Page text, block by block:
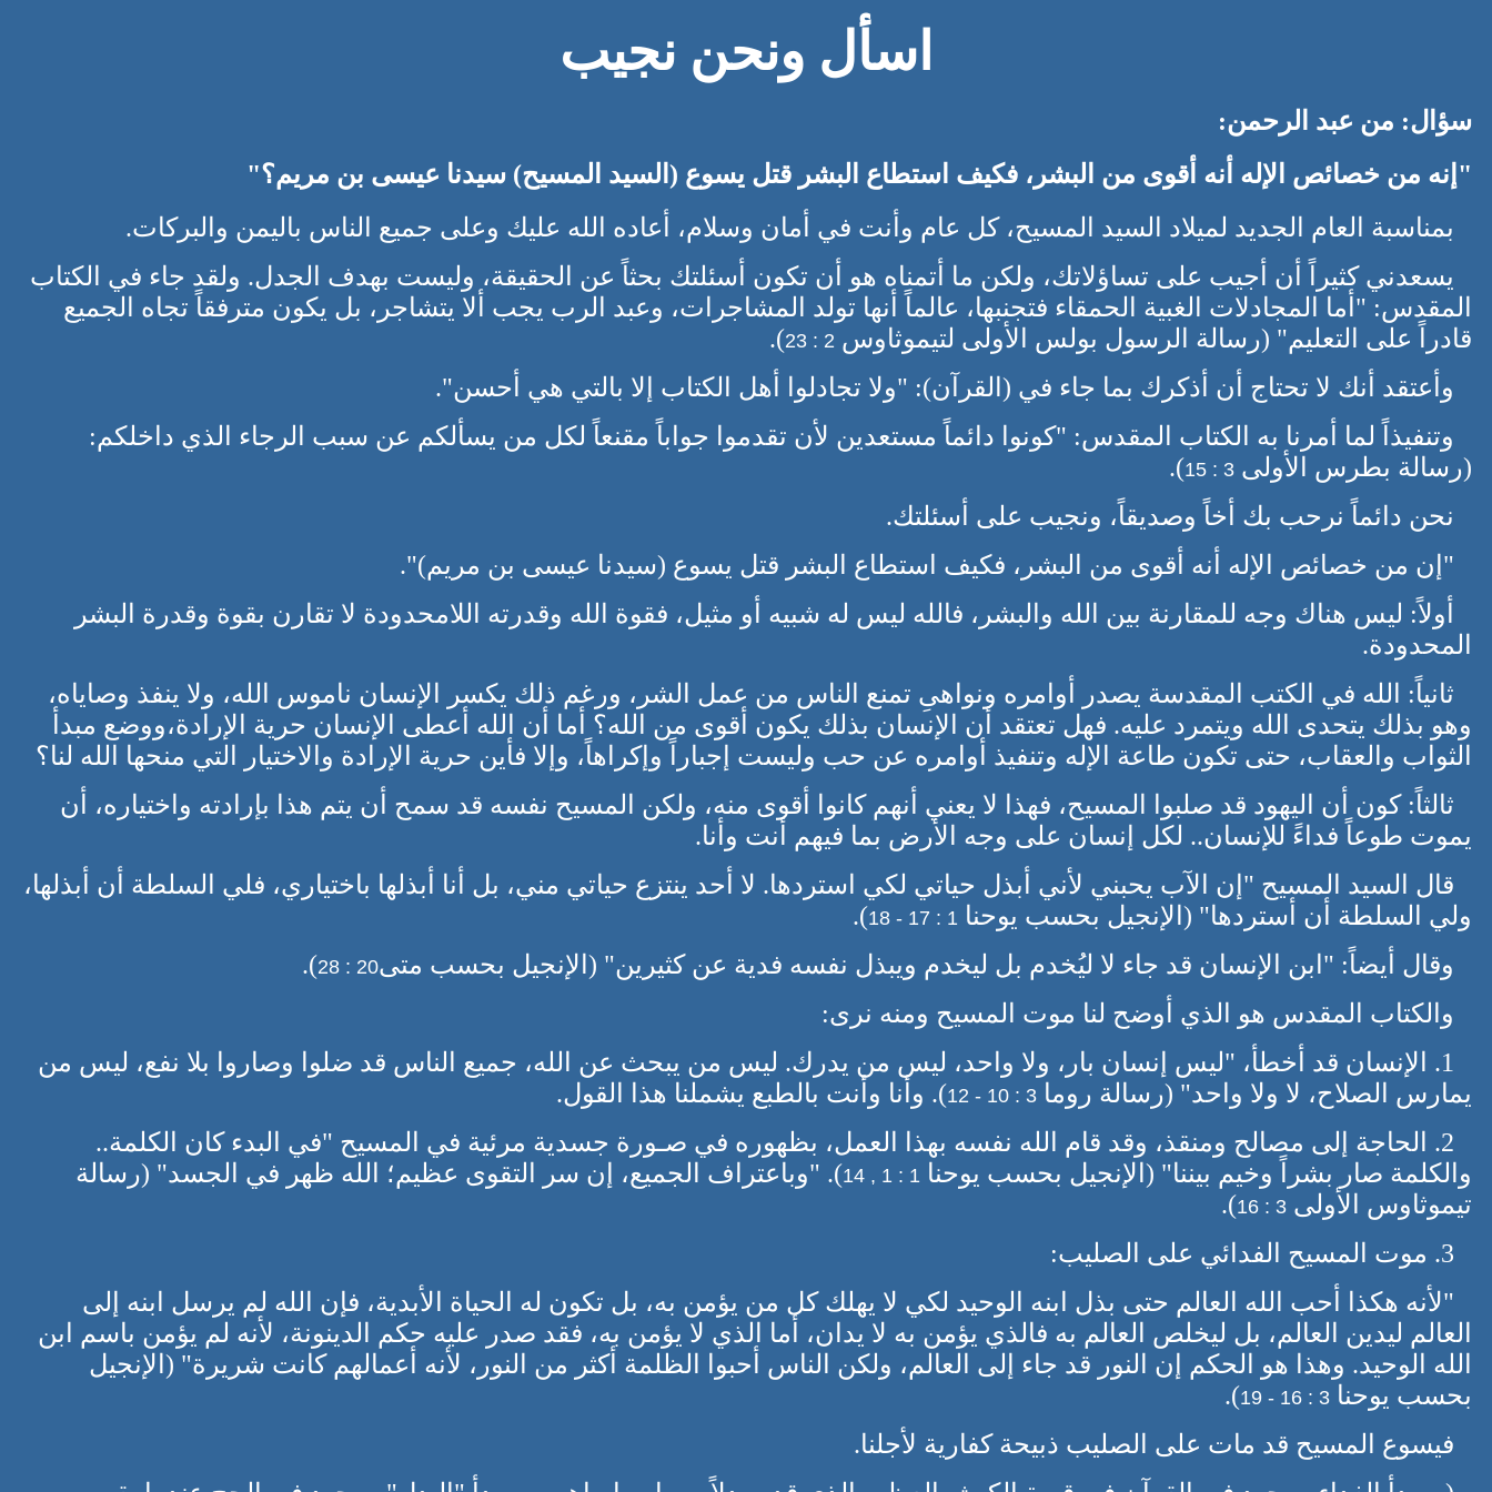
اسأل ونحن نجيب
سؤال: من عبد الرحمن:
"إنه من خصائص الإله أنه أقوى من البشر، فكيف استطاع البشر قتل يسوع (السيد المسيح) سيدنا عيسى بن مريم؟"
بمناسبة العام الجديد لميلاد السيد المسيح، كل عام وأنت في أمان وسلام، أعاده الله عليك وعلى جميع الناس باليمن والبركات.
يسعدني كثيراً أن أجيب على تساؤلاتك، ولكن ما أتمناه هو أن تكون أسئلتك بحثاً عن الحقيقة، وليست بهدف الجدل. ولقد جاء في الكتاب
المقدس: "أما المجادلات الغبية الحمقاء فتجنبها، عالماً أنها تولد المشاجرات، وعبد الرب يجب ألا يتشاجر، بل يكون مترفقاً تجاه الجميع
قادراً على التعليم" (رسالة الرسول بولس الأولى لتيموثاوس 2 : 23
).
وأعتقد أنك لا تحتاج أن أذكرك بما جاء في (القرآن): "ولا تجادلوا أهل الكتاب إلا بالتي هي أحسن".
وتنفيذاً لما أمرنا به الكتاب المقدس: "كونوا دائماً مستعدين لأن تقدموا جواباً مقنعاً لكل من يسألكم عن سبب الرجاء الذي داخلكم:
(رسالة بطرس الأولى 3 : 15
).
نحن دائماً نرحب بك أخاً وصديقاً، ونجيب على أسئلتك.
"إن من خصائص الإله أنه أقوى من البشر، فكيف استطاع البشر قتل يسوع (سيدنا عيسى بن مريم)".
أولاً: ليس هناك وجه للمقارنة بين الله والبشر، فالله ليس له شبيه أو مثيل، فقوة الله وقدرته اللامحدودة لا تقارن بقوة وقدرة البشر
المحدودة.
ثانياً: الله في الكتب المقدسة يصدر أوامره ونواهىِ تمنع الناس من عمل الشر، ورغم ذلك يكسر الإنسان ناموس الله، ولا ينفذ وصاياه،
وهو بذلك يتحدى الله ويتمرد عليه. فهل تعتقد أن الإنسان بذلك يكون أقوى من الله؟ أما أن الله أعطى الإنسان حرية الإرادة،ووضع مبدأ
الثواب والعقاب، حتى تكون طاعة الإله وتنفيذ أوامره عن حب وليست إجباراً وإكراهاً، وإلا فأين حرية الإرادة والاختيار التي منحها الله لنا؟
ثالثاً: كون أن اليهود قد صلبوا المسيح، فهذا لا يعني أنهم كانوا أقوى منه، ولكن المسيح نفسه قد سمح أن يتم هذا بإرادته واختياره، أن
يموت طوعاً فداءً للإنسان.. لكل إنسان على وجه الأرض بما فيهم أنت وأنا.
قال السيد المسيح "إن الآب يحبني لأني أبذل حياتي لكي استردها. لا أحد ينتزع حياتي مني، بل أنا أبذلها باختياري، فلي السلطة أن أبذلها،
ولي السلطة أن أستردها" (الإنجيل بحسب يوحنا 1 : 17 - 18
).
وقال أيضاً: "ابن الإنسان قد جاء لا ليُخدم بل ليخدم ويبذل نفسه فدية عن كثيرين" (الإنجيل بحسب متى20 : 28
).
والكتاب المقدس هو الذي أوضح لنا موت المسيح ومنه نرى:
1. الإنسان قد أخطأ، "ليس إنسان بار، ولا واحد، ليس من يدرك. ليس من يبحث عن الله، جميع الناس قد ضلوا وصاروا بلا نفع، ليس من
يمارس الصلاح، لا ولا واحد" (رسالة روما 3 : 10 - 12
). وأنا وأنت بالطبع يشملنا هذا القول.
2. الحاجة إلى مصالح ومنقذ، وقد قام الله نفسه بهذا العمل، بظهوره في صـورة جسدية مرئية في المسيح "في البدء كان الكلمة..
والكلمة صار بشراً وخيم بيننا" (الإنجيل بحسب يوحنا 1 : 1 , 14
). "وباعتراف الجميع، إن سر التقوى عظيم؛ الله ظهر في الجسد" (رسالة
تيموثاوس الأولى 3 : 16
).
3. موت المسيح الفدائي على الصليب:
"لأنه هكذا أحب الله العالم حتى بذل ابنه الوحيد لكي لا يهلك كل من يؤمن به، بل تكون له الحياة الأبدية، فإن الله لم يرسل ابنه إلى
العالم ليدين العالم، بل ليخلص العالم به فالذي يؤمن به لا يدان، أما الذي لا يؤمن به، فقد صدر عليه حكم الدينونة، لأنه لم يؤمن باسم ابن
الله الوحيد. وهذا هو الحكم إن النور قد جاء إلى العالم، ولكن الناس أحبوا الظلمة أكثر من النور، لأنه أعمالهم كانت شريرة" (الإنجيل
بحسب يوحنا 3 : 16 - 19
).
فيسوع المسيح قد مات على الصليب ذبيحة كفارية لأجلنا.